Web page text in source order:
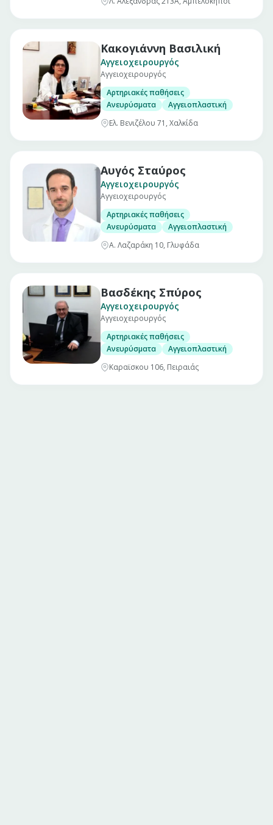
Κακογιάννη Βασιλική
Αγγειοχειρουργός
Αγγειοχειρουργός
Αρτηριακές παθήσεις
Ανευρύσματα
Αγγειοπλαστική
Ελ. Βενιζέλου 71, Χαλκίδα
Αυγός Σταύρος
Αγγειοχειρουργός
Αγγειοχειρουργός
Αρτηριακές παθήσεις
Ανευρύσματα
Αγγειοπλαστική
Α. Λαζαράκη 10, Γλυφάδα
Βασδέκης Σπύρος
Αγγειοχειρουργός
Αγγειοχειρουργός
Αρτηριακές παθήσεις
Ανευρύσματα
Αγγειοπλαστική
Καραϊσκου 106, Πειραιάς